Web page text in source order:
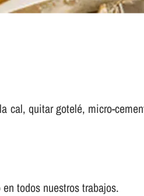
quitar gotelé, micro-
todos nuestros trabajos.